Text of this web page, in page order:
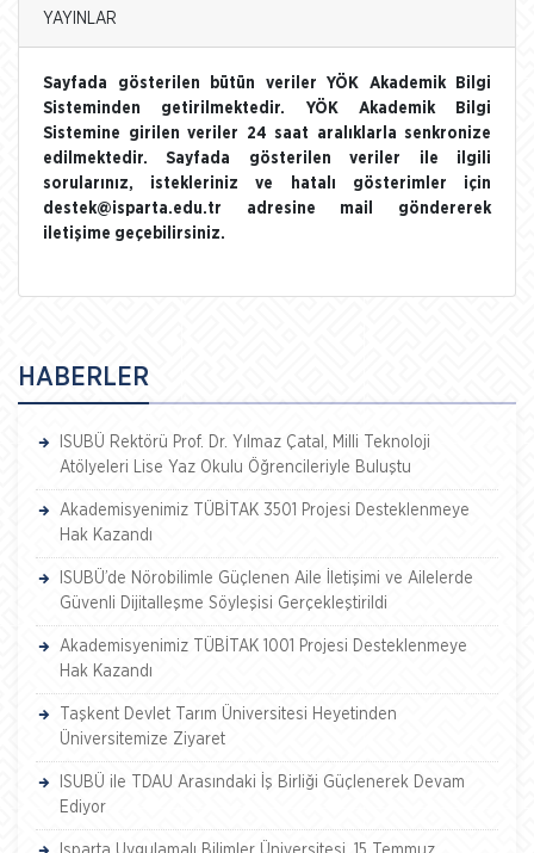
YAYINLAR
Sayfada gösterilen bütün veriler YÖK Akademik Bilgi
Sisteminden getirilmektedir. YÖK Akademik Bilgi
Sistemine girilen veriler 24 saat aralıklarla senkronize
edilmektedir. Sayfada gösterilen veriler ile ilgili
sorularınız, istekleriniz ve hatalı gösterimler için
destek@isparta.edu.tr adresine mail göndererek
iletişime geçebilirsiniz.
HABERLER
ISUBÜ Rektörü Prof. Dr. Yılmaz Çatal, Milli Teknoloji
Atölyeleri Lise Yaz Okulu Öğrencileriyle Buluştu
Akademisyenimiz TÜBİTAK 3501 Projesi Desteklenmeye
Hak Kazandı
ISUBÜ’de Nörobilimle Güçlenen Aile İletişimi ve Ailelerde
Güvenli Dijitalleşme Söyleşisi Gerçekleştirildi
Akademisyenimiz TÜBİTAK 1001 Projesi Desteklenmeye
Hak Kazandı
Taşkent Devlet Tarım Üniversitesi Heyetinden
Üniversitemize Ziyaret
ISUBÜ ile TDAU Arasındaki İş Birliği Güçlenerek Devam
Ediyor